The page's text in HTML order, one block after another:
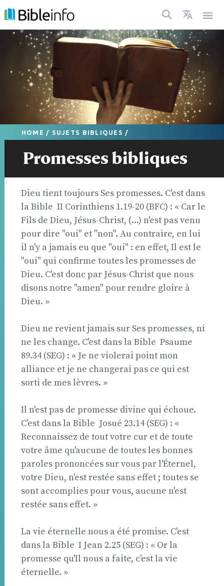
HOME / SUJETS BIBLIQUES /
Promesses bibliques
Dieu tient toujours Ses promesses. C'est dans
la Bible  II Corinthiens 1.19-20 (BFC) : « Car le
Fils de Dieu, Jésus-Christ, (...) n'est pas venu
pour dire "oui" et "non". Au contraire, en lui
il n'y a jamais eu que "oui" : en effet, Il est le
"oui" qui confirme toutes les promesses de
Dieu. C'est donc par Jésus-Christ que nous
disons notre "amen" pour rendre gloire à
Dieu. »
Dieu ne revient jamais sur Ses promesses, ni
ne les change. C'est dans la Bible  Psaume
89.34 (SEG) : « Je ne violerai point mon
alliance et je ne changerai pas ce qui est
sorti de mes lèvres. »
Il n'est pas de promesse divine qui échoue.
C'est dans la Bible  Josué 23.14 (SEG) : «
Reconnaissez de tout votre cur et de toute
votre âme qu'aucune de toutes les bonnes
paroles prononcées sur vous par l'Éternel,
votre Dieu, n'est restée sans effet ; toutes se
sont accomplies pour vous, aucune n'est
restée sans effet. »
La vie éternelle nous a été promise. C'est
dans la Bible  I Jean 2.25 (SEG) : « Or la
promesse qu'Il nous a faite, c'est la vie
éternelle. »